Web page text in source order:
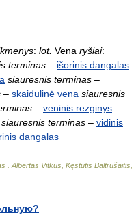
: lot. Vena ryšiai:
terminas – išorinis dangalas
siauresnis terminas –
– skaidulinė vena siauresnis
– veninis rezginys
siauresnis terminas – vidinis
dangalas
Albertas Vitkus, Kęstutis Baltrušaitis,